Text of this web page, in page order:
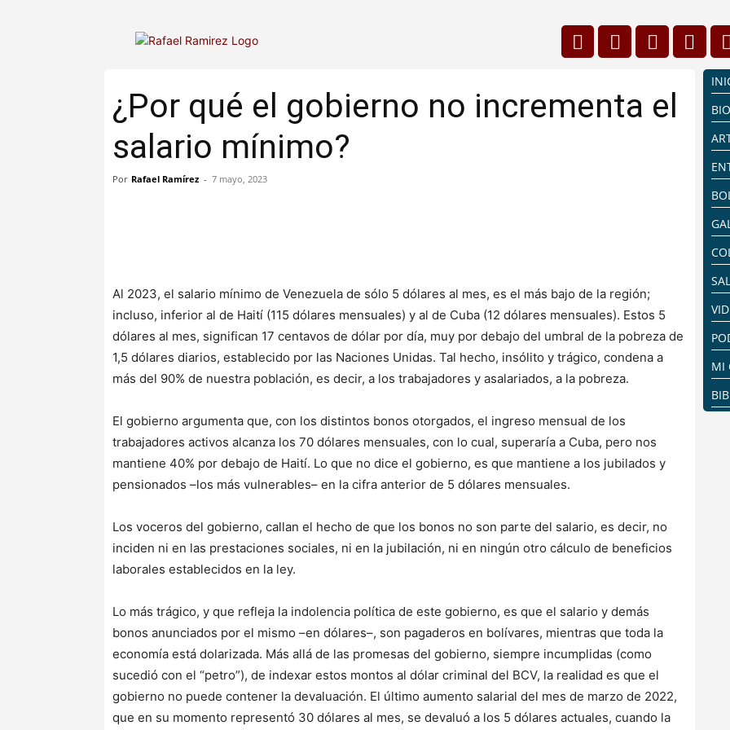
¿Por qué el gobierno no incrementa el
salario mínimo?
Por Rafael Ramírez - 7 mayo, 2023
Al 2023, el salario mínimo de Venezuela de sólo 5 dólares al mes, es el más bajo de la región;
incluso, inferior al de Haití (115 dólares mensuales) y al de Cuba (12 dólares mensuales). Estos 5
dólares al mes, significan 17 centavos de dólar por día, muy por debajo del umbral de la pobreza de
1,5 dólares diarios, establecido por las Naciones Unidas. Tal hecho, insólito y trágico, condena a
más del 90% de nuestra población, es decir, a los trabajadores y asalariados, a la pobreza.
El gobierno argumenta que, con los distintos bonos otorgados, el ingreso mensual de los
trabajadores activos alcanza los 70 dólares mensuales, con lo cual, superaría a Cuba, pero nos
mantiene 40% por debajo de Haití. Lo que no dice el gobierno, es que mantiene a los jubilados y
pensionados –los más vulnerables– en la cifra anterior de 5 dólares mensuales.
Los voceros del gobierno, callan el hecho de que los bonos no son parte del salario, es decir, no
inciden ni en las prestaciones sociales, ni en la jubilación, ni en ningún otro cálculo de beneficios
laborales establecidos en la ley.
Lo más trágico, y que refleja la indolencia política de este gobierno, es que el salario y demás
bonos anunciados por el mismo –en dólares–, son pagaderos en bolívares, mientras que toda la
economía está dolarizada. Más allá de las promesas del gobierno, siempre incumplidas (como
sucedió con el “petro”), de indexar estos montos al dólar criminal del BCV, la realidad es que el
gobierno no puede contener la devaluación. El último aumento salarial del mes de marzo de 2022,
que en su momento representó 30 dólares al mes, se devaluó a los 5 dólares actuales, cuando la
MI